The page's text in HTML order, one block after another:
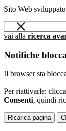
Sito Web
vai alla ricerca
Notifiche
Il browser sta
Per riattivarle:
Consenti, quindi
Ricarica pagina